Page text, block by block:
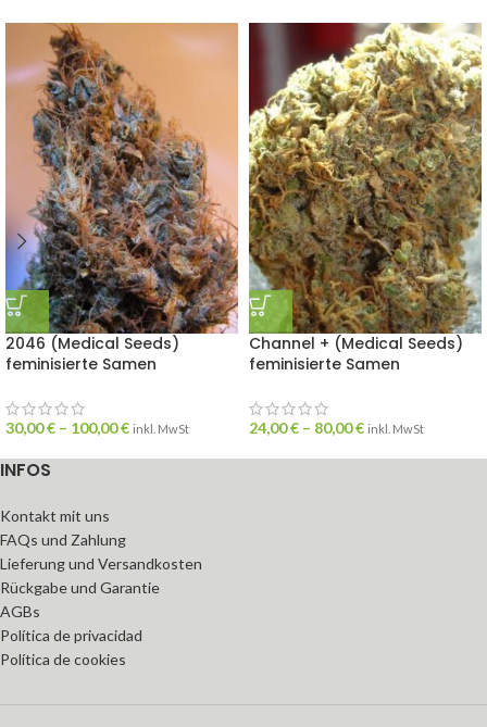
2046 (Medical Seeds)
feminisierte Samen
30,00€ – 100,00€ inkl. MwSt
Channel + (Medical Seeds)
feminisierte Samen
24,00€ – 80,00€ inkl. MwSt
INFOS
Kontakt mit uns
FAQs und Zahlung
Lieferung und Versandkosten
Rückgabe und Garantie
AGBs
Política de privacidad
Política de cookies